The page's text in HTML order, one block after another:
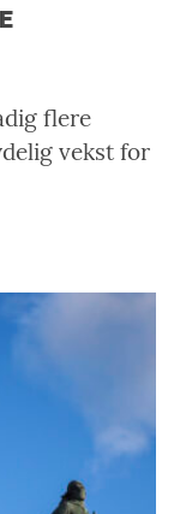
flere
vekst for